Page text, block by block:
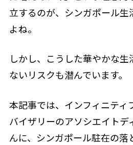
立するのが、シンガポール
よね。
しかし、こうした華やかな
ないリスクも潜んでいます。
本記事では、インフィニティ
バイザリーのアソシエイトデ
んに、シンガポール駐在の落